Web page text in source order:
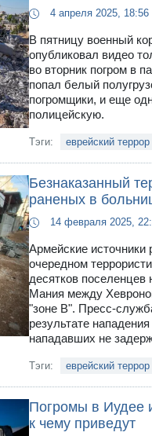
4 апреля 2025, 18:56
В пятницу военный
опубликовал видео
во вторник погром в
попал белый
погромщики, и еще
полицейскую.
Тэги: еврейский террор
Безнаказанный
раненых в
14 февраля 2025,
Армейские источники
очередном
десятков поселенцев
Мания между
"зоне В". Пресс-
результате
нападавших не
Тэги: еврейский террор
Погромы в Иудее
к чему приведут